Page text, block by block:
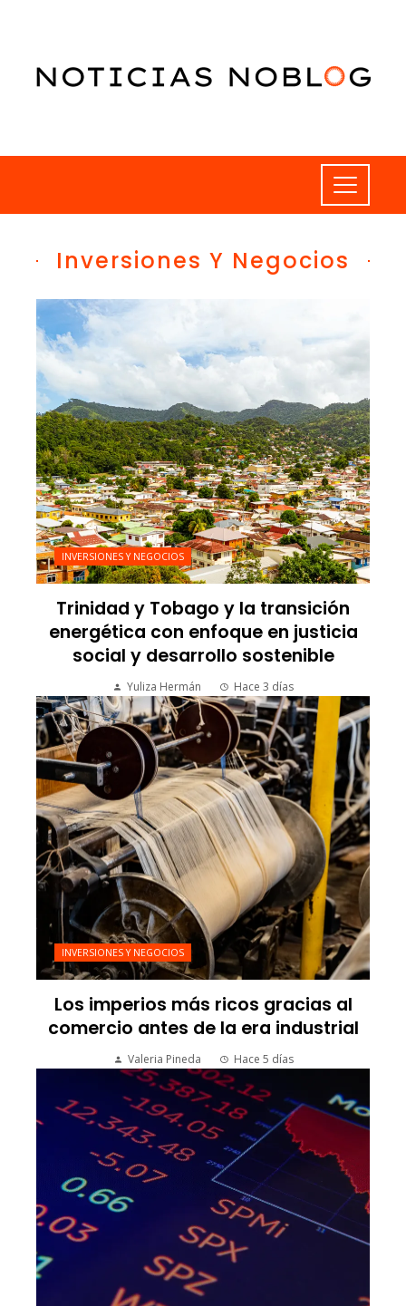
Inversiones Y Negocios
INVERSIONES Y NEGOCIOS
Trinidad y Tobago y la transición
energética con enfoque en justicia
social y desarrollo sostenible
Yuliza Hermán Hace 3 días
INVERSIONES Y NEGOCIOS
Los imperios más ricos gracias al
comercio antes de la era industrial
Valeria Pineda Hace 5 días